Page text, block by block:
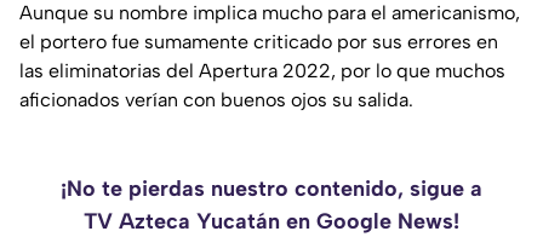
Aunque su nombre implica mucho para el americanismo,
el portero fue sumamente criticado por sus errores en
las eliminatorias del Apertura 2022, por lo que muchos
aficionados verían con buenos ojos su salida.
¡No te pierdas nuestro contenido, sigue a
TV Azteca Yucatán en Google News!